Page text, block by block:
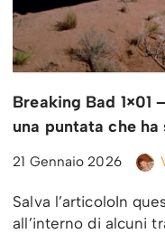
Breaking Bad 1×01
una puntata che
21 Gennaio 2026
Salva l’articoloIn
all’interno di alcuni